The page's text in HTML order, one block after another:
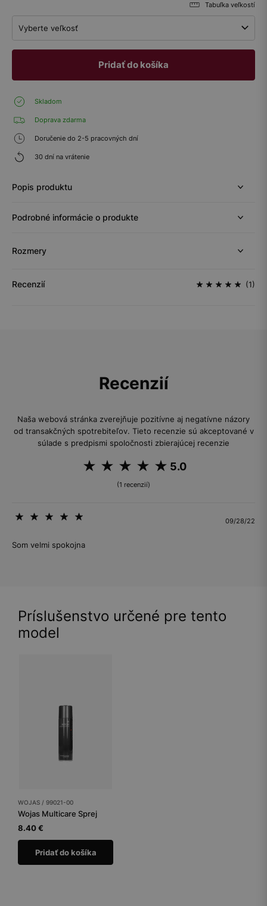
Tabuľka veľkostí
Vyberte veľkosť
Pridať do košíka
Skladom
Doprava zdarma
Doručenie do 2-5 pracovných dní
30 dní na vrátenie
Popis produktu
Podrobné informácie o produkte
Rozmery
Recenzií (1)
Recenzií
Naša webová stránka zverejňuje pozitívne aj negatívne názory
od transakčných spotrebiteľov. Tieto recenzie sú akceptované v
súlade s predpismi spoločnosti zbierajúcej recenzie
5.0
(1 recenzií)
09/28/22
Som velmi spokojna
Príslušenstvo určené pre tento
model
WOJAS / 99021-00
Wojas Multicare Sprej
8.40 €
Pridať do košíka